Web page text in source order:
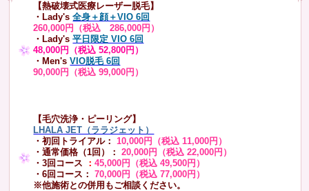
【熱破壊式医療レーザー脱毛】
・Lady's 全身＋顔＋VIO 6回
260,000円（税込 286,000円）
・Lady's平日限定 VIO 6回
48,000円（税込 52,800円）
・Men's VIO脱毛 6回
90,000円（税込 99,000円）
【毛穴洗浄・ピーリング】
LHALA JET（ララジェット）
・初回トライアル：10,000円（税込 11,000円）
・通常価格（1回）：
20,000円（税込 22,000円）
・3回コース ：45,000円（税込 49,500円）
・6回コース：
70,000円（税込 77,000円）
※他施術との併用もご相談ください。